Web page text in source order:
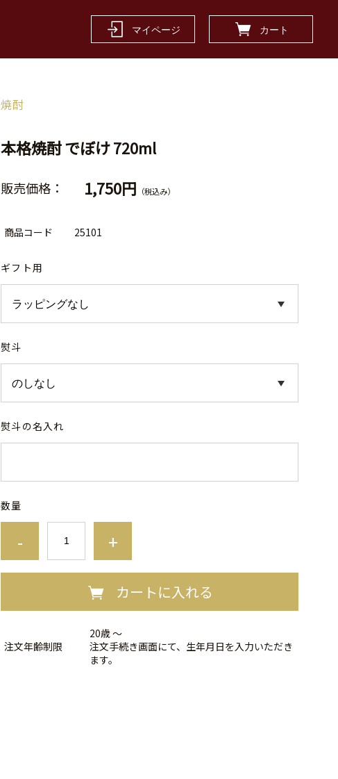
マイページ カート
焼酎
本格焼酎 でぼけ 720ml
販売価格： 1,750円 （税込み）
商品コード 25101
ギフト用
熨斗
熨斗の名入れ
数量
- +
カートに入れる
注文年齢制限
20歳 ～
注文手続き画面にて、生年月日を入力いただき
ます。